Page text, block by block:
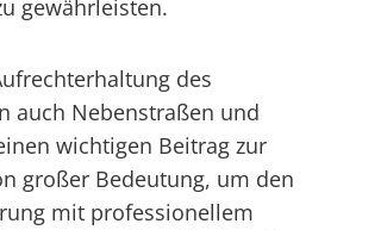
gewährleisten.
des
auch Nebenstraßen und
wichtigen Beitrag zur
großer Bedeutung, um den
mit professionellem